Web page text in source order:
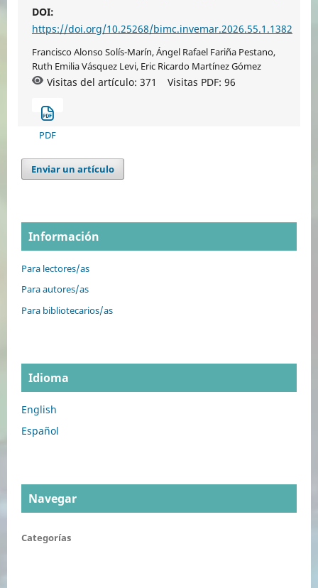
DOI:
https://doi.org/10.25268/bimc.invemar.2026.55.1.1382
Francisco Alonso Solís-Marín, Ángel Rafael Fariña Pestano,
Ruth Emilia Vásquez Levi, Eric Ricardo Martínez Gómez
Visitas del artículo: 371 Visitas PDF: 96
PDF
Enviar un artículo
Información
Para lectores/as
Para autores/as
Para bibliotecarios/as
Idioma
English
Español
Navegar
Categorías